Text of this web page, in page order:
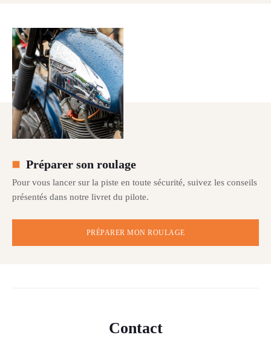
Préparer son roulage
Pour vous lancer sur la piste en toute sécurité, suivez les conseils
présentés dans notre livret du pilote.
PRÉPARER MON ROULAGE
Contact